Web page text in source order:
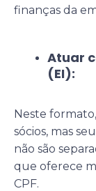
finanças da
Atuar
(EI):
Neste
sócios, mas
não são
que oferece
CPF.